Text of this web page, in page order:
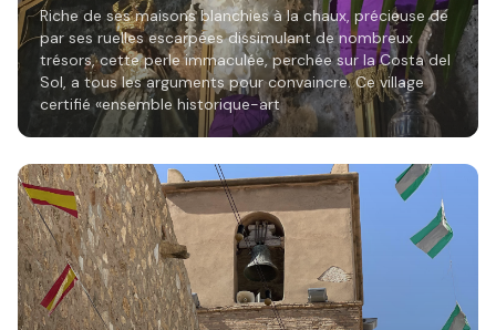
Riche de ses maisons blanchies à la chaux, précieuse de
par ses ruelles escarpées dissimulant de nombreux
trésors, cette perle immaculée, perchée sur la Costa del
Sol, a tous les arguments pour convaincre. Ce village
certifié «ensemble historique-art